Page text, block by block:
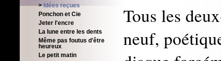
Idées reçues
Ponchon et Cie
Jeter l'encre
La lune entre les dents
Même pas foutus d'être
heureux
Le petit matin
Tous les
neuf,